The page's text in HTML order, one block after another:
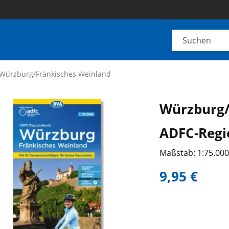
Fränkisches Weinland
ADFC-
Maßstab: 1:75.000
9,95 €